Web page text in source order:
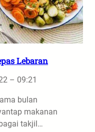
Lebaran
– 09:21
bulan
makanan
takjil…